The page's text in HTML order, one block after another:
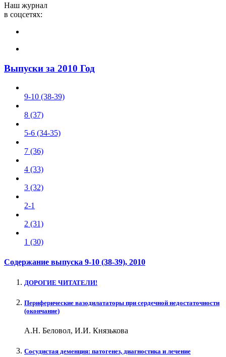
Наш журнал
в соцсетях:
Выпуски за 2010 Год
9-10 (38-39)
8 (37)
5-6 (34-35)
7 (36)
4 (33)
3 (32)
2-1
2 (31)
1 (30)
Содержание выпуска 9-10 (38-39), 2010
ДОРОГИЕ ЧИТАТЕЛИ!
Периферические вазодилататоры при сердечной недостаточности
(окончание)
А.Н. Беловол, И.И. Князькова
Сосудистая деменция: патогенез, диагностика и лечение